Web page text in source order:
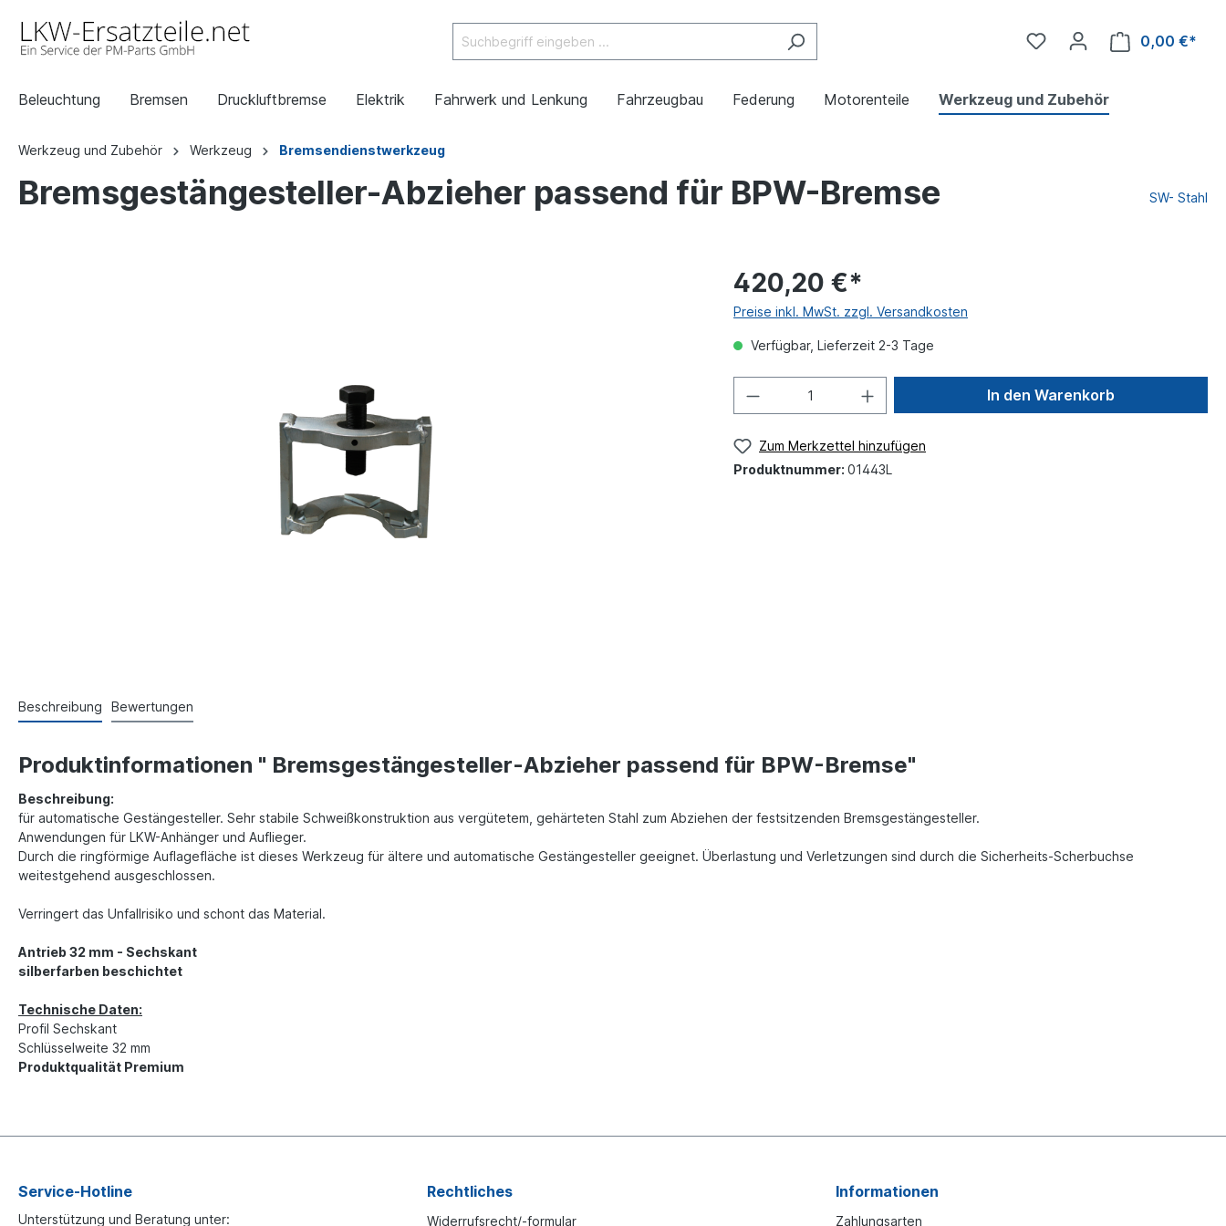
0,00 €*
Beleuchtung Bremsen Druckluftbremse Elektrik Fahrwerk und Lenkung Fahrzeugbau Federung Motorenteile Werkzeug und Zubehör
Werkzeug und Zubehör Werkzeug Bremsendienstwerkzeug
Bremsgestängesteller-Abzieher passend für BPW-Bremse SW- Stahl
420,20 €*
Preise inkl. MwSt. zzgl. Versandkosten
Verfügbar, Lieferzeit 2-3 Tage
In den Warenkorb
Zum Merkzettel hinzufügen
Produktnummer: 01443L
Beschreibung Bewertungen
Produktinformationen " Bremsgestängesteller-Abzieher passend für BPW-Bremse"
Beschreibung:
für automatische Gestängesteller. Sehr stabile Schweißkonstruktion aus vergütetem, gehärteten Stahl zum Abziehen der festsitzenden Bremsgestängesteller.
Anwendungen für LKW-Anhänger und Auflieger.
Durch die ringförmige Auflagefläche ist dieses Werkzeug für ältere und automatische Gestängesteller geeignet. Überlastung und Verletzungen sind durch die Sicherheits-Scherbuchse
weitestgehend ausgeschlossen.
Verringert das Unfallrisiko und schont das Material.
Antrieb 32 mm - Sechskant
silberfarben beschichtet
Technische Daten:
Profil Sechskant
Schlüsselweite 32 mm
Produktqualität Premium
Service-Hotline
Unterstützung und Beratung unter:
Rechtliches
Widerrufsrecht/-formular
Informationen
Zahlungsarten